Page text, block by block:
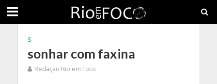
S
sonhar com faxina
Redação Rio em Foco